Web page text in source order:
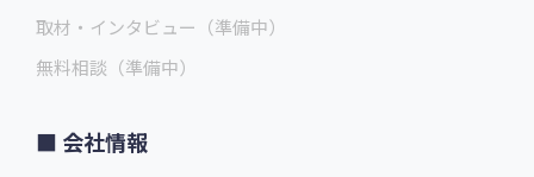
取材・インタビュー（準備中）
無料相談（準備中）
会社情報